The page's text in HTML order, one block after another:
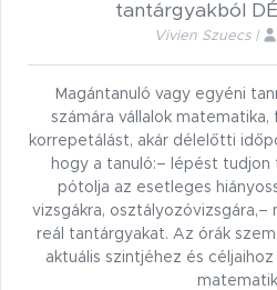
tantárgyakból
Vivien Szuecs |
Magántanuló vagy egyéni
számára vállalok matematika,
korrepetálást, akár délelőtti
hogy a tanuló:– lépést tudjon
pótolja az esetleges
vizsgákra, osztályozóvizsgára,–
reál tantárgyakat. Az órák
aktuális szintjéhez és